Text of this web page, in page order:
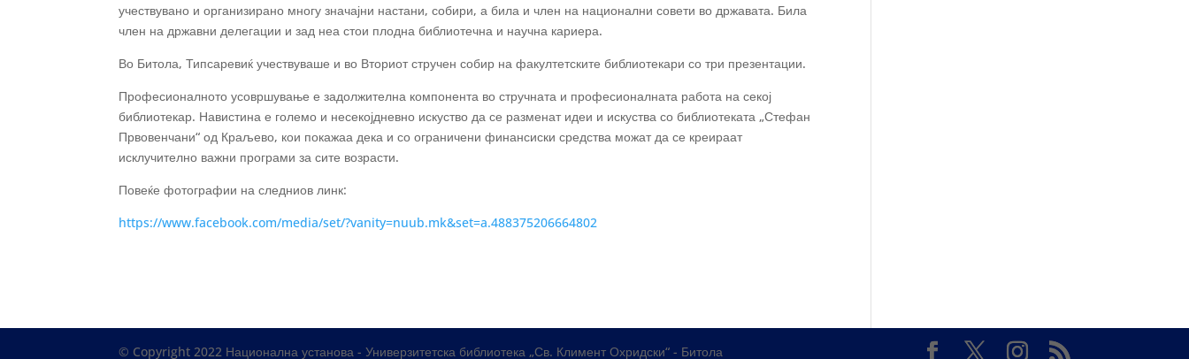
учествувано и организирано многу значајни настани, собири, а била и член на национални совети во државата. Била
член на државни делегации и зад неа стои плодна библиотечна и научна кариера.
Во Битола, Типсаревиќ учествуваше и во Вториот стручен собир на факултетските библиотекари со три презентации.
Професионалното усовршување е задолжителна компонента во стручната и професионалната работа на секој
библиотекар. Навистина е големо и несекојдневно искуство да се разменат идеи и искуства со библиотеката „Стефан
Првовенчани“ од Краљево, кои покажаа дека и со ограничени финансиски средства можат да се креираат
исклучително важни програми за сите возрасти.
Повеќе фотографии на следниов линк:
https://www.facebook.com/media/set/?vanity=nuub.mk&set=a.488375206664802
© Copyright 2022 Национална установа - Универзитетска библиотека „Св. Климент Охридски“ - Битола